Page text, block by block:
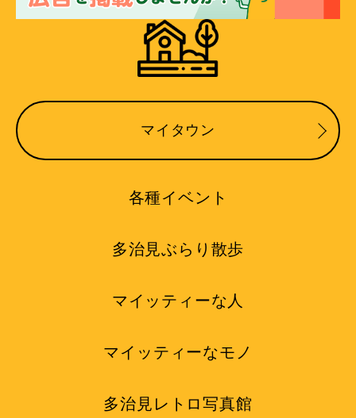
マイタウン
各種イベント
多治見ぶらり散歩
マイッティーな人
マイッティーなモノ
多治見レトロ写真館